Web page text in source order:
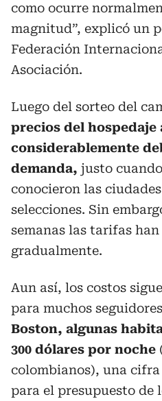
como ocurre
magnitud”, explicó un
Federación
Asociación.
Luego del sorteo del
precios del hospedaje
considerablemente
demanda, justo
conocieron las
selecciones. Sin
semanas las tarifas
gradualmente.
Aun así, los costos
para muchos
Boston, algunas
300 dólares por noche
colombianos), una
para el presupuesto de